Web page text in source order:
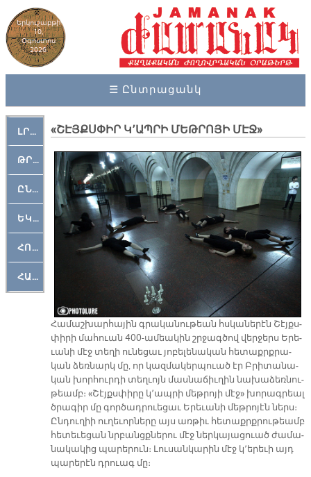
Երկուշաբթի
10,
Օգոստոս
2026
☰ Ընտրացանկ
ԼՐԱՀՈՍ
ԹՐՔԱՀԱՅ ԿԵԱՆՔ
ԸՆԿԵՐԱՄՇԱԿՈՒԹԱՅԻՆ
ԵԿԵՂԵՑԱԿԱՆ
ՀՈԳԵՄՏԱՒՈՐ
ՀԱՐԹԱԿ
«ՇԷՅՔՍՓԻՐ Կ՚ԱՊՐԻ ՄԵԹՐՈՅԻ ՄԷՋ»
Հա­մաշ­խար­հա­յին գրա­կա­նու­թեան հսկա­նե­րէն Շէյքս­
փի­րի մա­հուան 400-ա­մեա­կին շրջագ­ծով վեր­ջերս Ե­րե­
ւա­նի մէջ տե­ղի ու­նե­ցաւ յո­բե­լե­նա­կան հե­տաքրք­րա­
կան ձեռ­նարկ մը, որ կազ­մա­կեր­պուած էր Բրի­տա­նա­
կան խոր­հուր­դի տեղ­ւոյն մաս­նա­ճիւ­ղին նա­խա­ձեռ­նու­
թեամբ։ «Շէյքս­փի­րը կ՚ապ­րի մեթ­րո­յի մէջ» խո­րագ­րեալ
ծրա­գիր մը գոր­ծադ­րուե­ցաւ Ե­րե­ւա­նի մեթ­րո­յէն ներս։
Ըն­դու­ղիի ու­ղե­ւոր­նե­րը այս առ­թիւ հե­տաքրք­րու­թեամբ
հե­տե­ւե­ցան նրբանցք­նե­րու մէջ ներ­կա­յա­ցուած ժա­մա­
նա­կա­կից պա­րե­րուն։ Լու­սան­կա­րին մէջ կ՚ե­րե­ւի այդ
պա­րե­րէն դրուագ մը։